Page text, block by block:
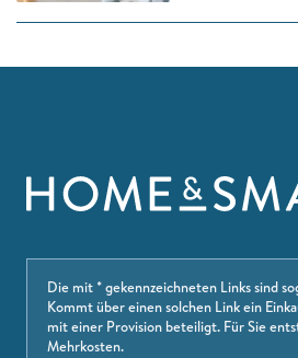
Die mit * gekennzeichneten Links sind
Kommt über einen solchen Link ein
mit einer Provision beteiligt. Für Sie
Mehrkosten.